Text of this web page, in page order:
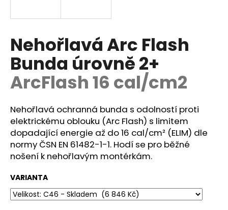
Nehořlavá Arc Flash
Bunda úrovně 2+
ArcFlash 16 cal/cm2
Nehořlavá ochranná bunda s odolností proti
elektrickému oblouku (Arc Flash) s limitem
dopadající energie až do 16 cal/cm² (ELIM) dle
normy ČSN EN 61482-1-1. Hodí se pro běžné
nošení k nehořlavým montérkám.
VARIANTA
í
t
?
HLEDAT
D
o
p
o